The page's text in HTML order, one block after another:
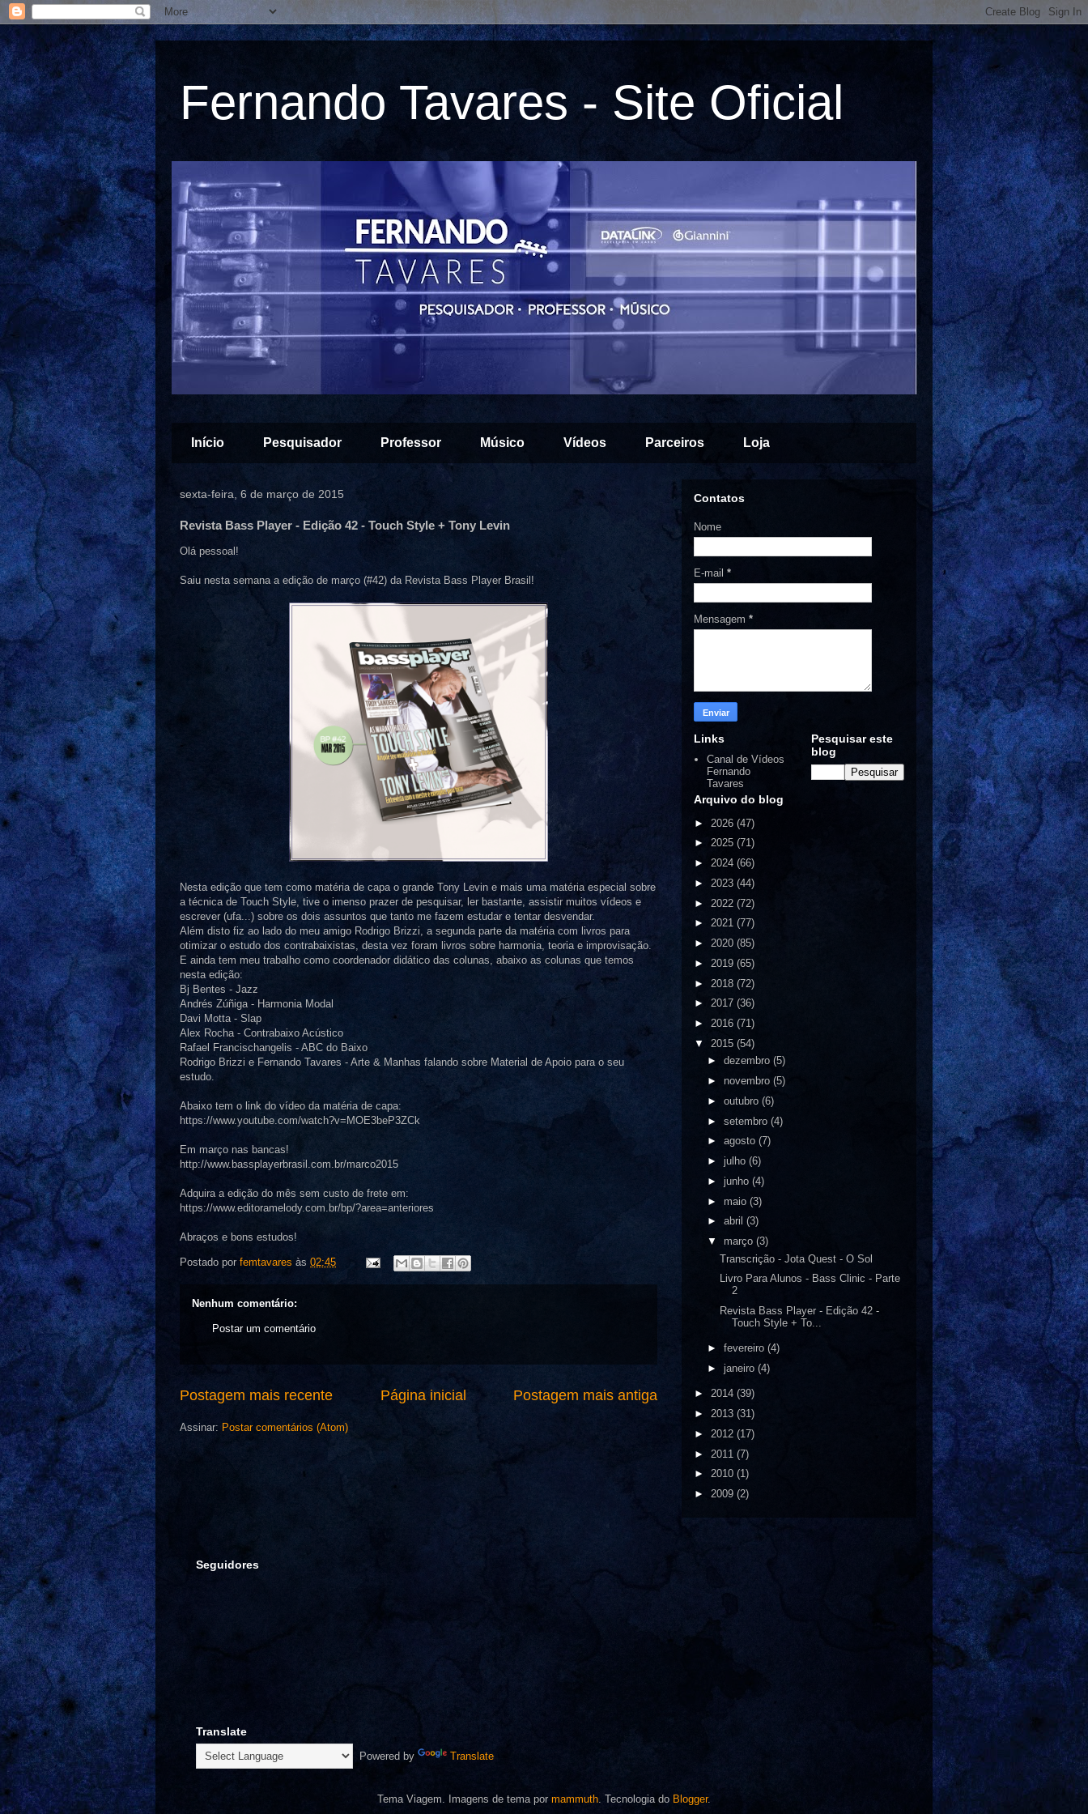
Fernando Tavares - Site Oficial
Início Pesquisador Professor Músico Vídeos Parceiros Loja
sexta-feira, 6 de março de 2015
Revista Bass Player - Edição 42 - Touch Style + Tony Levin
Olá pessoal!
Saiu nesta semana a edição de março (#42) da Revista Bass Player Brasil!
Nesta edição que tem como matéria de capa o grande Tony Levin e mais uma matéria especial sobre
a técnica de Touch Style, tive o imenso prazer de pesquisar, ler bastante, assistir muitos vídeos e
escrever (ufa...) sobre os dois assuntos que tanto me fazem estudar e tentar desvendar.
Além disto fiz ao lado do meu amigo Rodrigo Brizzi, a segunda parte da matéria com livros para
otimizar o estudo dos contrabaixistas, desta vez foram livros sobre harmonia, teoria e improvisação.
E ainda tem meu trabalho como coordenador didático das colunas, abaixo as colunas que temos
nesta edição:
Bj Bentes - Jazz
Andrés Zúñiga - Harmonia Modal
Davi Motta - Slap
Alex Rocha - Contrabaixo Acústico
Rafael Francischangelis - ABC do Baixo
Rodrigo Brizzi e Fernando Tavares - Arte & Manhas falando sobre Material de Apoio para o seu
estudo.
Abaixo tem o link do vídeo da matéria de capa:
https://www.youtube.com/watch?v=MOE3beP3ZCk
Em março nas bancas!
http://www.bassplayerbrasil.com.br/marco2015
Adquira a edição do mês sem custo de frete em:
https://www.editoramelody.com.br/bp/?area=anteriores
Abraços e bons estudos!
Postado por femtavares às 02:45
Nenhum comentário:
Postar um comentário
Postagem mais recente Postagem mais antiga
Página inicial
Assinar: Postar comentários (Atom)
Contatos
Nome
E-mail *
Mensagem *
Links
Canal de Vídeos
Fernando
Tavares
Pesquisar este
blog
Arquivo do blog
► 2026 (47)
► 2025 (71)
► 2024 (66)
► 2023 (44)
► 2022 (72)
► 2021 (77)
► 2020 (85)
► 2019 (65)
► 2018 (72)
► 2017 (36)
► 2016 (71)
▼ 2015 (54)
► dezembro (5)
► novembro (5)
► outubro (6)
► setembro (4)
► agosto (7)
► julho (6)
► junho (4)
► maio (3)
► abril (3)
▼ março (3)
Transcrição - Jota Quest - O Sol
Livro Para Alunos - Bass Clinic - Parte
2
Revista Bass Player - Edição 42 -
Touch Style + To...
► fevereiro (4)
► janeiro (4)
► 2014 (39)
► 2013 (31)
► 2012 (17)
► 2011 (7)
► 2010 (1)
► 2009 (2)
Seguidores
Translate
Powered by Translate
Tema Viagem. Imagens de tema por mammuth . Tecnologia do Blogger.